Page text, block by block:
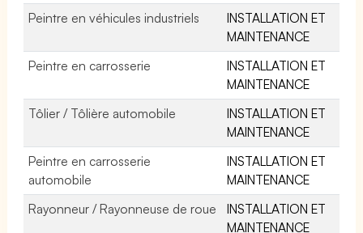
Peintre en véhicules industriels
INSTALLATION ET
MAINTENANCE
Peintre en carrosserie
INSTALLATION ET
MAINTENANCE
Tôlier / Tôlière automobile
INSTALLATION ET
MAINTENANCE
Peintre en carrosserie
automobile
INSTALLATION ET
MAINTENANCE
Rayonneur / Rayonneuse de roue
INSTALLATION ET
MAINTENANCE